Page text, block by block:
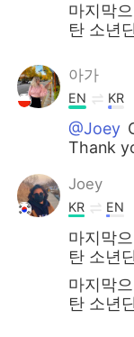
마지막
탄 소년
아가
EN KR
@Joey
Thank
Joey
KR EN
마지막
탄 소년
마지막
탄 소년